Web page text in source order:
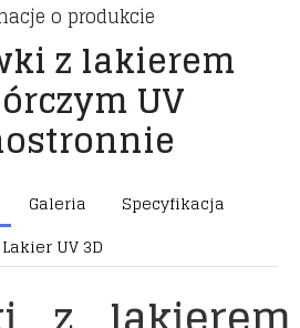
o produkcie
z lakierem
UV
Galeria
Specyfikacja
Lakier UV 3D